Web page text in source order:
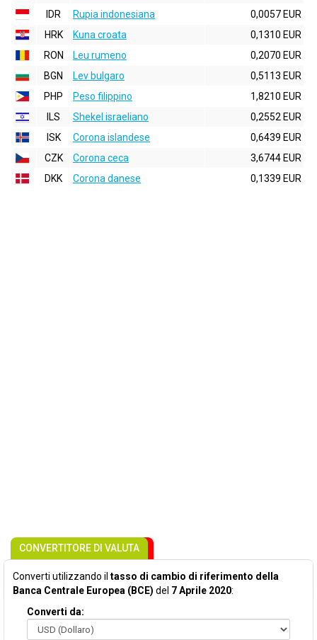
IDR
Rupia indonesiana
0,0057 EUR
HRK
Kuna croata
0,1310 EUR
RON
Leu rumeno
0,2070 EUR
BGN
Lev bulgaro
0,5113 EUR
PHP
Peso filippino
1,8210 EUR
ILS
Shekel israeliano
0,2552 EUR
ISK
Corona islandese
0,6439 EUR
CZK
Corona ceca
3,6744 EUR
DKK
Corona danese 0,1339 EUR
CONVERTITORE DI VALUTA
Converti utilizzando il tasso di cambio di riferimento della
Banca Centrale Europea (BCE) del 7 Aprile 2020:
Converti da: